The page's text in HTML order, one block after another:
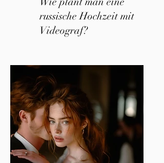
russische Hochzeit mit
Videograf?